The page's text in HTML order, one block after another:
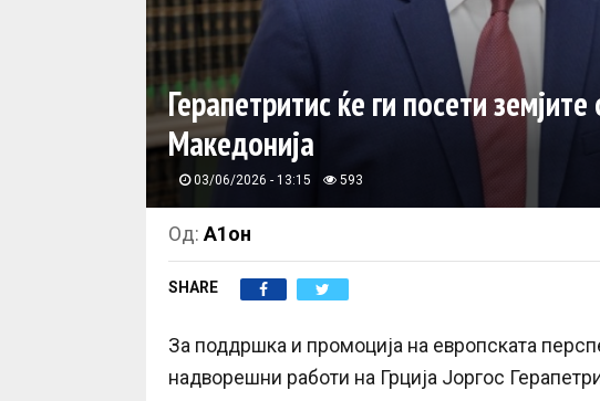
Герапетритис ќе ги посети
Македонија
03/06/2026 - 13:15 593
Од: А1он
SHARE
За поддршка и промоција на европската
надворешни работи на Грција Јоргос